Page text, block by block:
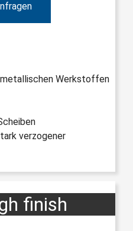
Werkstoffen
verzogener
finish